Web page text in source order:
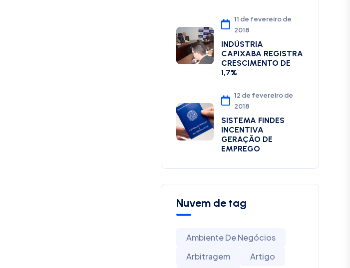
11 de fevereiro de
2018
INDÚSTRIA
CAPIXABA REGISTRA
CRESCIMENTO DE
1,7%
12 de fevereiro de
2018
SISTEMA FINDES
INCENTIVA
GERAÇÃO DE
EMPREGO
Nuvem de tag
Ambiente De Negócios
Arbitragem
Artigo